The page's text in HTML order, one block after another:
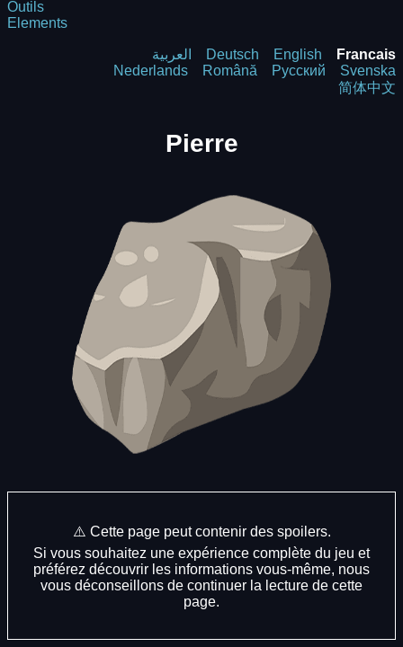
Outils
Elements
العربية Deutsch English
Francais
Nederlands
Română Русский
Svenska
简体中文
Pierre
⚠️ Cette page peut contenir des spoilers.
Si vous souhaitez une expérience complète du jeu et
préférez découvrir les informations vous-même, nous
vous déconseillons de continuer la lecture de cette
page.